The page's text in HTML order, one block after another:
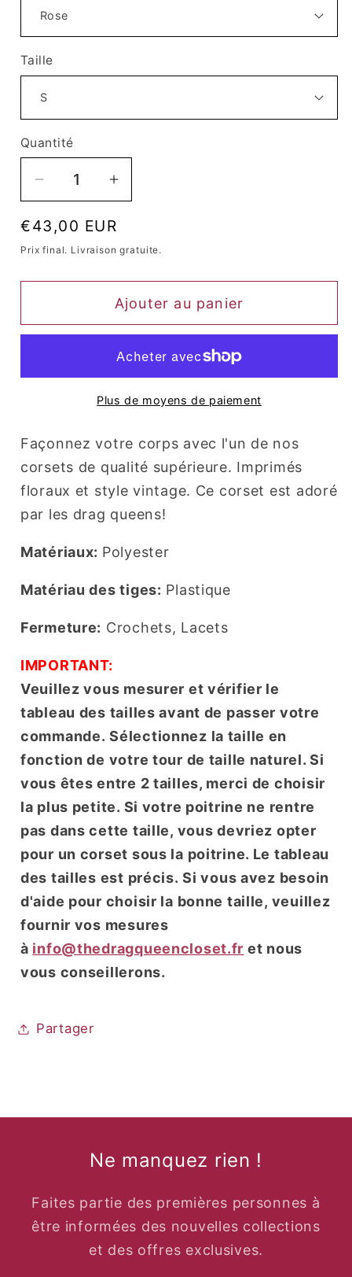
Taille
Quantité
Quantité
Réduire
quantité
de
(Rose)
Augmenter
quantité
de
Urwa
(Rose)
Prix
habituel
€43,00 EUR
Prix ​​final. Livraison gratuite.
Ajouter au panier
Plus de moyens de paiement
Façonnez votre corps avec l'un de nos
corsets de qualité supérieure. Imprimés
floraux et style vintage. Ce corset est adoré
par les drag queens!
Matériaux: Polyester
Matériau des tiges: Plastique
Fermeture: Crochets, Lacets
IMPORTANT:
Veuillez vous mesurer et vérifier le
tableau des tailles avant de passer votre
commande. Sélectionnez la taille en
fonction de votre tour de taille naturel. Si
vous êtes entre 2 tailles, merci de choisir
la plus petite. Si votre poitrine ne rentre
pas dans cette taille, vous devriez opter
pour un corset sous la poitrine. Le tableau
des tailles est précis. Si vous avez besoin
d'aide pour choisir la bonne taille, veuillez
fournir vos mesures
à info@thedragqueencloset.fr et nous
vous conseillerons.
Partager
Ne manquez rien !
Faites partie des premières personnes à
être informées des nouvelles collections
et des offres exclusives.